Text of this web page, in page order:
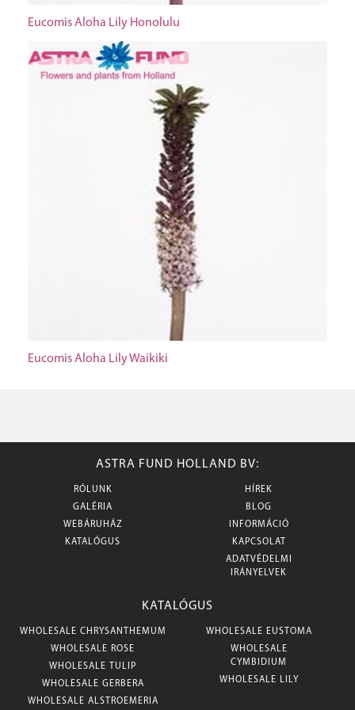
Eucomis Aloha Lily Honolulu
Eucomis Aloha Lily Waikiki
ASTRA FUND HOLLAND BV:
RÓLUNK
GALÉRIA
WEBÁRUHÁZ
KATALÓGUS
HÍREK
BLOG
INFORMÁCIÓ
KAPCSOLAT
ADATVÉDELMI
IRÁNYELVEK
KATALÓGUS
WHOLESALE CHRYSANTHEMUM
WHOLESALE ROSE
WHOLESALE TULIP
WHOLESALE GERBERA
WHOLESALE ALSTROEMERIA
WHOLESALE EUSTOMA
WHOLESALE
CYMBIDIUM
WHOLESALE LILY